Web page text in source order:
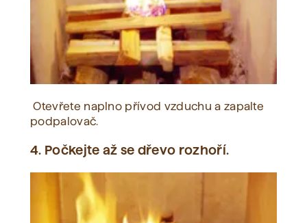
Otevřete naplno přívod vzduchu a zapalte
podpalovač.
4. Počkejte až se dřevo rozhoří.